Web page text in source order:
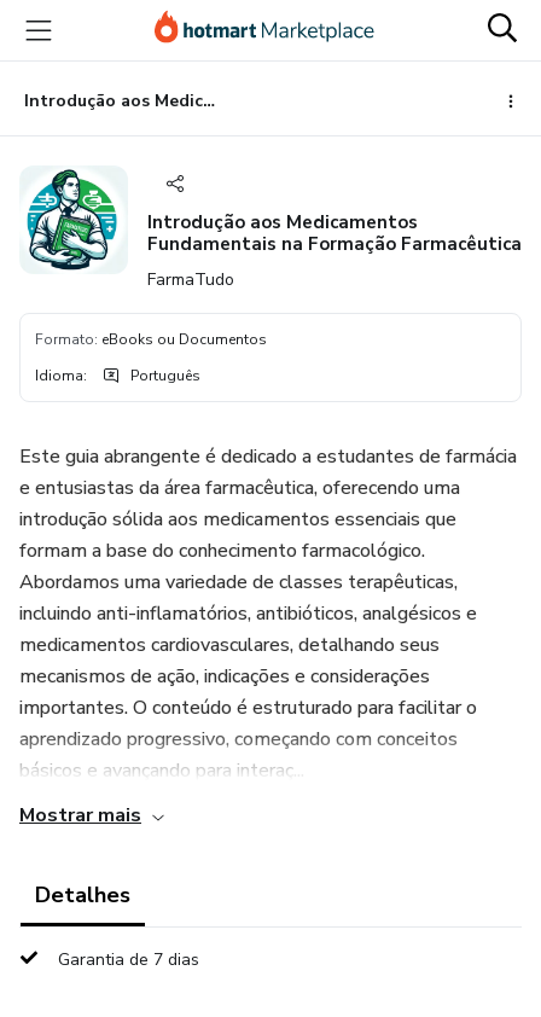
para
conteúdo
principal
para
pagamento
para
rodapé
Introdução aos Medicamentos Fundamentais na Formação Farmacêutica
Introdução aos Medicamentos
Fundamentais na Formação Farmacêutica
FarmaTudo
Formato: eBooks ou Documentos
Idioma: Português
Este guia abrangente é dedicado a estudantes de farmácia
e entusiastas da área farmacêutica, oferecendo uma
introdução sólida aos medicamentos essenciais que
formam a base do conhecimento farmacológico.
Abordamos uma variedade de classes terapêuticas,
incluindo anti-inflamatórios, antibióticos, analgésicos e
medicamentos cardiovasculares, detalhando seus
mecanismos de ação, indicações e considerações
importantes. O conteúdo é estruturado para facilitar o
aprendizado progressivo, começando com conceitos
básicos e avançando para interaç...
Mostrar mais
Detalhes
Garantia de 7 dias